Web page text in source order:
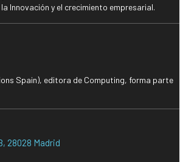
Innovación y el crecimiento empresarial.
Spain), editora de Computing, forma parte
28028 Madrid